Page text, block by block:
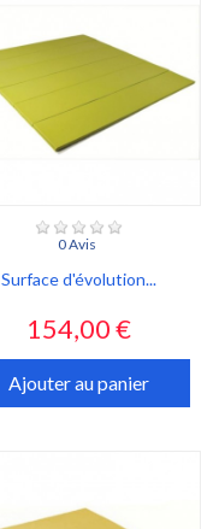
0 Avis
Surface d'évolution...
Prix
154,00 €
Ajouter au panier